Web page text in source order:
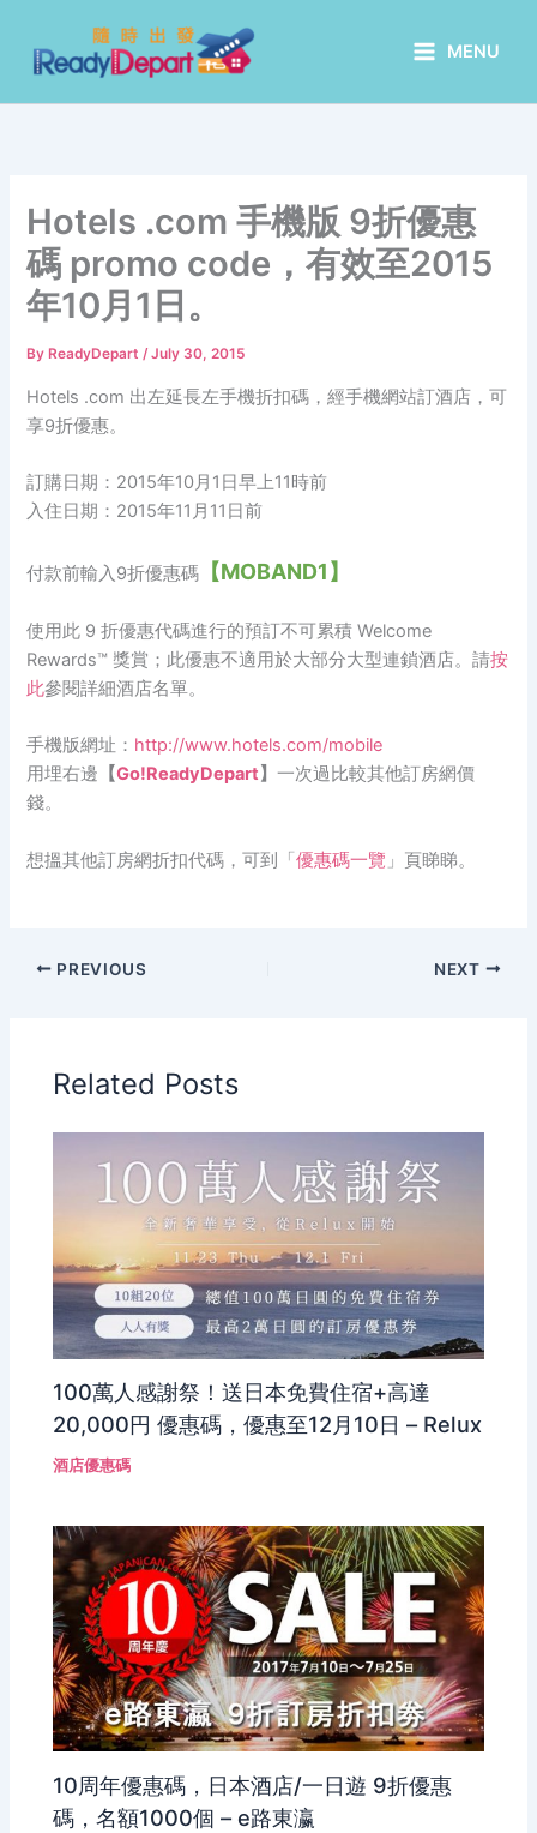
content
MENU
Hotels .com 手機版 9折優惠
碼 promo code，有效至2015
年10月1日。
By ReadyDepart/July 30, 2015
Hotels .com 出左延長左手機折扣碼，經手機網站訂酒店，可
享9折優惠。
訂購日期：2015年10月1日早上11時前
入住日期：2015年11月11日前
付款前輸入9折優惠碼 【MOBAND1】
使用此 9 折優惠代碼進行的預訂不可累積 Welcome
Rewards™ 獎賞；此優惠不適用於大部分大型連鎖酒店。請按
此參閱詳細酒店名單。
手機版網址： http://www.hotels.com/mobile
用埋右邊 【Go!ReadyDepart】一次過比較其他訂房網價
錢。
想搵其他訂房網折扣代碼，可到「優惠碼一覽 」頁睇睇。
PREVIOUS NEXT
Related Posts
100萬人感謝祭！送日本免費住宿+高達
20,000円 優惠碼，優惠至12月10日 – Relux
酒店優惠碼
10周年優惠碼，日本酒店/一日遊 9折優惠
碼，名額1000個 – e路東瀛